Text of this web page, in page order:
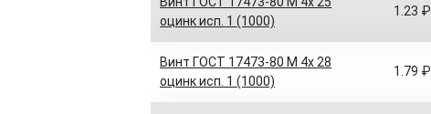
оцинк исп. 1 (1000)
1.23 ₽
Винт ГОСТ 17473-80 M 4x 28
оцинк исп. 1 (1000)
1.79 ₽